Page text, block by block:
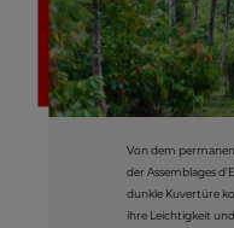
Von dem
der Assemblages
dunkle Kuvertüre
ihre Leichtigkeit